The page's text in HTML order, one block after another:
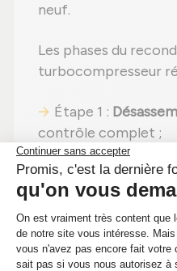
neuf.
Les phases du
turbocompresseur
Étape 1 :
contrôle complet ;
Étape 2 :
éliminer toute
Étape 3 :Examen
composants ;
Étape 4 :
détériorées par des